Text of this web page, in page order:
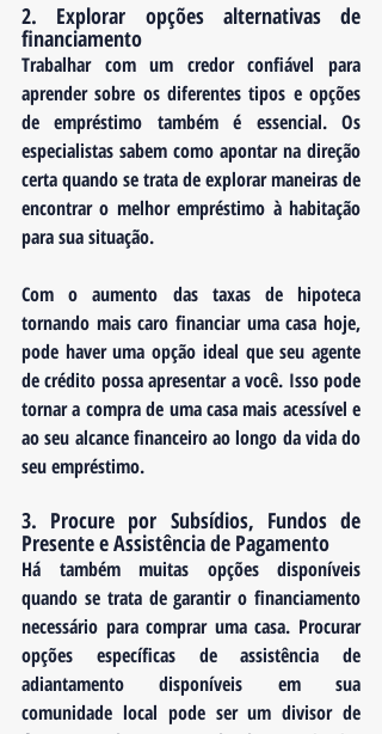
2. Explorar opções alternativas de
financiamento
Trabalhar com um credor confiável para
aprender sobre os diferentes tipos e opções
de empréstimo também é essencial. Os
especialistas sabem como apontar na direção
certa quando se trata de explorar maneiras de
encontrar o melhor empréstimo à habitação
para sua situação.
Com o aumento das taxas de hipoteca
tornando mais caro financiar uma casa hoje,
pode haver uma opção ideal que seu agente
de crédito possa apresentar a você. Isso pode
tornar a compra de uma casa mais acessível e
ao seu alcance financeiro ao longo da vida do
seu empréstimo.
3. Procure por Subsídios, Fundos de
Presente e Assistência de Pagamento
Há também muitas opções disponíveis
quando se trata de garantir o financiamento
necessário para comprar uma casa. Procurar
opções específicas de assistência de
adiantamento disponíveis em sua
comunidade local pode ser um divisor de